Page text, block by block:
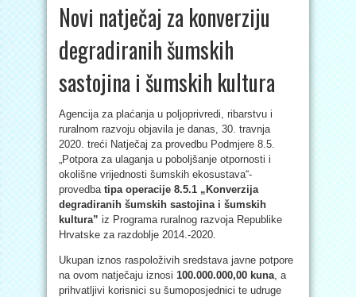
Novi natječaj za konverziju
degradiranih šumskih
sastojina i šumskih kultura
Agencija za plaćanja u poljoprivredi, ribarstvu i
ruralnom razvoju objavila je danas, 30. travnja
2020. treći Natječaj za provedbu Podmjere 8.5.
„Potpora za ulaganja u poboljšanje otpornosti i
okolišne vrijednosti šumskih ekosustava“-
provedba tipa operacije 8.5.1 „Konverzija
degradiranih šumskih sastojina i šumskih
kultura” iz Programa ruralnog razvoja Republike
Hrvatske za razdoblje 2014.-2020.
Ukupan iznos raspoloživih sredstava javne potpore
na ovom natječaju iznosi 100.000.000,00 kuna, a
prihvatljivi korisnici su šumoposjednici te udruge